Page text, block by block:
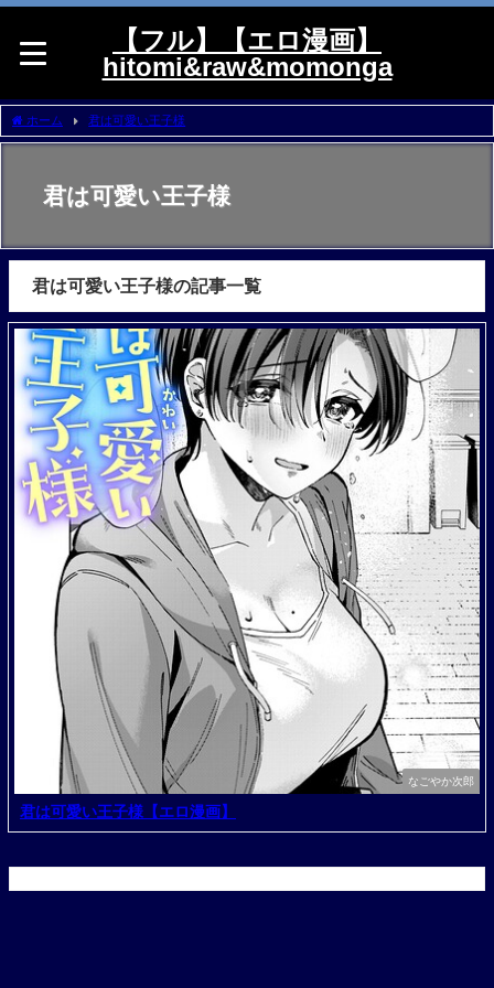
【フル】【エロ漫画】
hitomi&raw&momonga
ホーム 君は可愛い王子様
君は可愛い王子様
君は可愛い王子様の記事一覧
なごやか次郎
君は可愛い王子様【エロ漫画】